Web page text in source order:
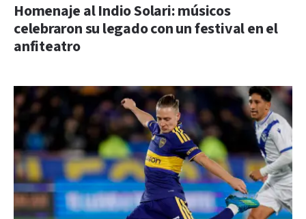
Homenaje al Indio Solari: músicos
celebraron su legado con un festival en el
anfiteatro